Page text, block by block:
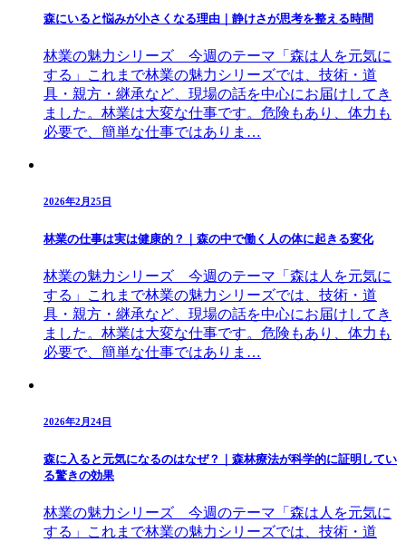
森にいると悩みが小さくなる理由｜静けさが思考を整える時間
林業の魅力シリーズ 今週のテーマ「森は人を元気に
する」これまで林業の魅力シリーズでは、技術・道
具・親方・継承など、現場の話を中心にお届けしてき
ました。林業は大変な仕事です。危険もあり、体力も
必要で、簡単な仕事ではありま…
2026年2月25日
林業の仕事は実は健康的？｜森の中で働く人の体に起きる変化
林業の魅力シリーズ 今週のテーマ「森は人を元気に
する」これまで林業の魅力シリーズでは、技術・道
具・親方・継承など、現場の話を中心にお届けしてき
ました。林業は大変な仕事です。危険もあり、体力も
必要で、簡単な仕事ではありま…
2026年2月24日
森に入ると元気になるのはなぜ？｜森林療法が科学的に証明してい
る驚きの効果
林業の魅力シリーズ 今週のテーマ「森は人を元気に
する」これまで林業の魅力シリーズでは、技術・道